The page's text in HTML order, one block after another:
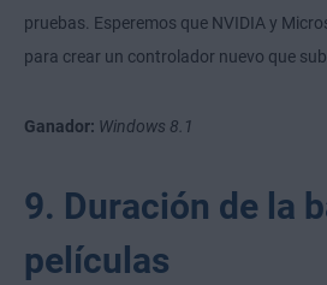
pruebas. Esperemos que NVIDIA y
para crear un controlador nuevo que
Ganador: Windows 8.1
9. Duración de la
películas